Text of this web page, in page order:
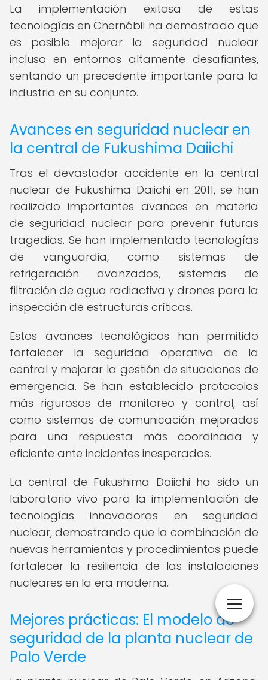
La implementación exitosa de estas
tecnologías en Chernóbil ha demostrado que
es posible mejorar la seguridad nuclear
incluso en entornos altamente desafiantes,
sentando un precedente importante para la
industria en su conjunto.
Avances en seguridad nuclear en
la central de Fukushima Daiichi
Tras el devastador accidente en la central
nuclear de Fukushima Daiichi en 2011, se han
realizado importantes avances en materia
de seguridad nuclear para prevenir futuras
tragedias. Se han implementado tecnologías
de vanguardia, como sistemas de
refrigeración avanzados, sistemas de
filtración de agua radiactiva y drones para la
inspección de estructuras críticas.
Estos avances tecnológicos han permitido
fortalecer la seguridad operativa de la
central y mejorar la gestión de situaciones de
emergencia. Se han establecido protocolos
más rigurosos de monitoreo y control, así
como sistemas de comunicación mejorados
para una respuesta más coordinada y
eficiente ante incidentes inesperados.
La central de Fukushima Daiichi ha sido un
laboratorio vivo para la implementación de
tecnologías innovadoras en seguridad
nuclear, demostrando que la combinación de
nuevas herramientas y procedimientos puede
fortalecer la resiliencia de las instalaciones
nucleares en la era moderna.
Mejores prácticas: El modelo de
seguridad de la planta nuclear de
Palo Verde